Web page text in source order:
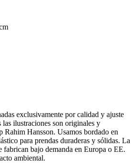
exclusivamente por calidad y ajuste
ilustraciones son originales y
Rahim Hansson. Usamos bordado en
para prendas duraderas y sólidas. La
fabrican bajo demanda en Europa o EE.
ambiental.